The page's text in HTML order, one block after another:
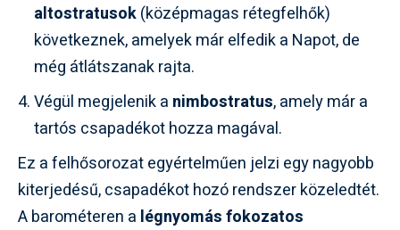
altostratusok(középmagas rétegfelhők)
következnek, amelyek már elfedik a Napot, de
még átlátszanak rajta.
Végül megjelenik a nimbostratus, amely már a
tartós csapadékot hozza magával.
Ez a felhősorozat egyértelműen jelzi egy nagyobb
kiterjedésű, csapadékot hozó rendszer közeledtét.
A barométeren a légnyomás fokozatos